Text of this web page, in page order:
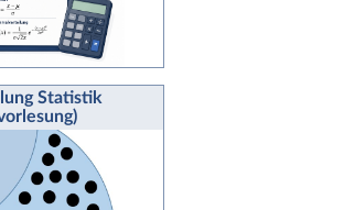
Statistik